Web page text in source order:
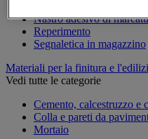
Nastro adesivo di
Reperimento
Segnaletica in magazzino
Materiali per la finitura e
Vedi tutte le categorie
Cemento, calcestruzzo e
Colla e pareti da
Mortaio